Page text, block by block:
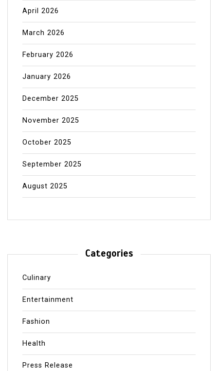
April 2026
March 2026
February 2026
January 2026
December 2025
November 2025
October 2025
September 2025
August 2025
Categories
Culinary
Entertainment
Fashion
Health
Press Release